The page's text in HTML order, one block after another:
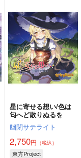
星に寄せる想い/色は
匂へど散りぬるを
幽閉サテライト
2,750円 （税込）
東方Project